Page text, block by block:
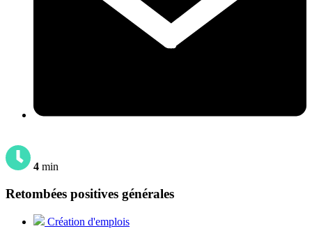
4 min
Retombées positives générales
Création d'emplois